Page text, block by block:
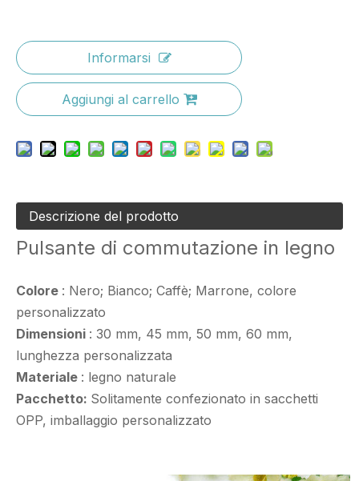
Informarsi
Aggiungi al carrello
Descrizione del prodotto
Pulsante di commutazione in legno
Colore : Nero; Bianco; Caffè; Marrone, colore
personalizzato
Dimensioni : 30 mm, 45 mm, 50 mm, 60 mm,
lunghezza personalizzata
Materiale : legno naturale
Pacchetto: Solitamente confezionato in sacchetti
OPP, imballaggio personalizzato